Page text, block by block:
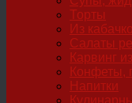
Торты
Из
Салаты
Карвинг
Конфеты,
Напитки